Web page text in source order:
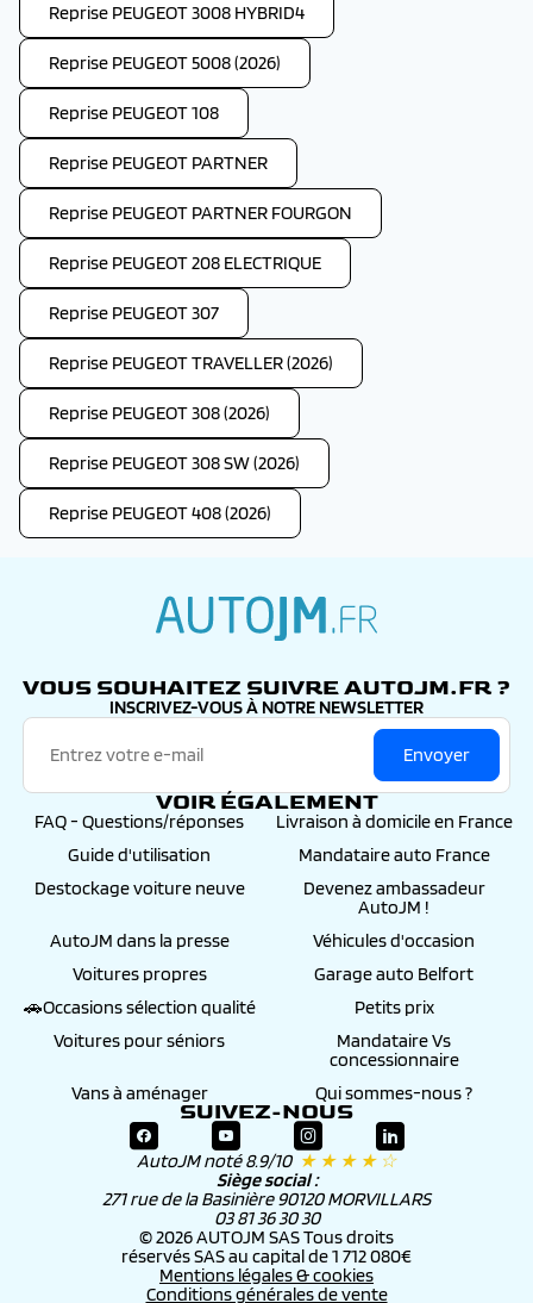
Reprise PEUGEOT 3008 HYBRID4
Reprise PEUGEOT 5008 (2026)
Reprise PEUGEOT 108
Reprise PEUGEOT PARTNER
Reprise PEUGEOT PARTNER FOURGON
Reprise PEUGEOT 208 ELECTRIQUE
Reprise PEUGEOT 307
Reprise PEUGEOT TRAVELLER (2026)
Reprise PEUGEOT 308 (2026)
Reprise PEUGEOT 308 SW (2026)
Reprise PEUGEOT 408 (2026)
VOUS SOUHAITEZ SUIVRE AUTOJM.FR ?
INSCRIVEZ-VOUS À NOTRE NEWSLETTER
Envoyer
VOIR ÉGALEMENT
FAQ - Questions/réponses
Livraison à domicile en France
Guide d'utilisation
Mandataire auto France
Destockage voiture neuve
Devenez ambassadeur
AutoJM !
AutoJM dans la presse
Véhicules d'occasion
Voitures propres
Garage auto Belfort
🚗Occasions sélection qualité
Petits prix
Voitures pour séniors
Mandataire Vs
concessionnaire
Vans à aménager
Qui sommes-nous ?
SUIVEZ-NOUS
AutoJM noté 8.9/10 ★ ★ ★ ★ ☆
Siège social :
271 rue de la Basinière 90120 MORVILLARS
03 81 36 30 30
© 2026 AUTOJM SAS Tous droits
réservés SAS au capital de 1 712 080€
Mentions légales & cookies
Conditions générales de vente